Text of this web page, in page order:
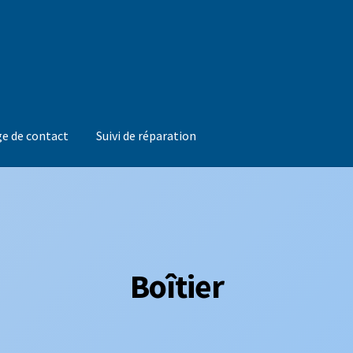
de contact Suivi de réparation
Boîtier